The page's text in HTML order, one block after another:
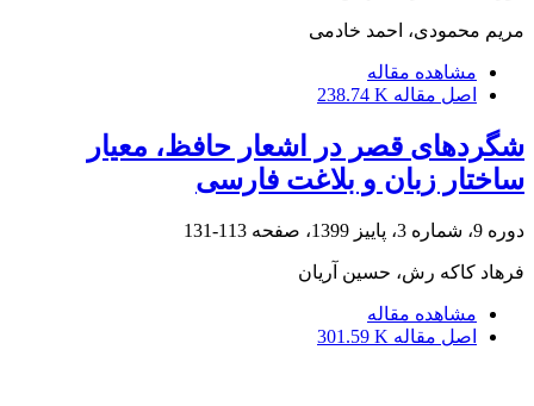
مریم محمودی، احمد خادمی
مشاهده مقاله
اصل مقاله 238.74 K
شگردهای قصر در اشعار حافظ، معیار
ساختار زبان و بلاغت فارسی
دوره 9، شماره 3، پاییز 1399، صفحه 113-131
فرهاد کاکه رش، حسین آریان
مشاهده مقاله
اصل مقاله 301.59 K